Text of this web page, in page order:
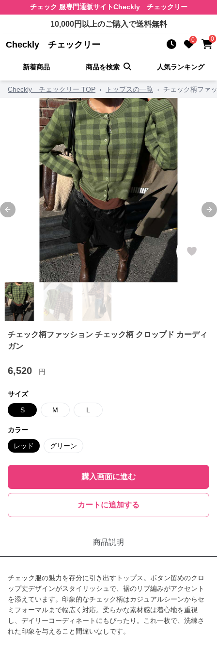
チェック 服専門通販サイトCheckly チェックリー
10,000円以上のご購入で送料無料
Checkly チェックリー 0 0
新着商品 商品を検索 人気ランキング
Checkly チェックリー TOP › トップスの一覧 › チェック柄ファ
Previous slide
チェック柄ファッション チェック柄 クロップド カーディ
ガン
6,520 円
サイズ
S M L
カラー
レッド グリーン
購入画面に進む
カートに追加する
商品説明
チェック服の魅力を存分に引き出すトップス。ボタン留めのクロ
ップ丈デザインがスタイリッシュで、裾のリブ編みがアクセント
を添えています。印象的なチェック柄はカジュアルシーンからセ
ミフォーマルまで幅広く対応。柔らかな素材感は着心地を重視
し、デイリーコーディネートにもぴったり。これ一枚で、洗練さ
れた印象を与えること間違いなしです。